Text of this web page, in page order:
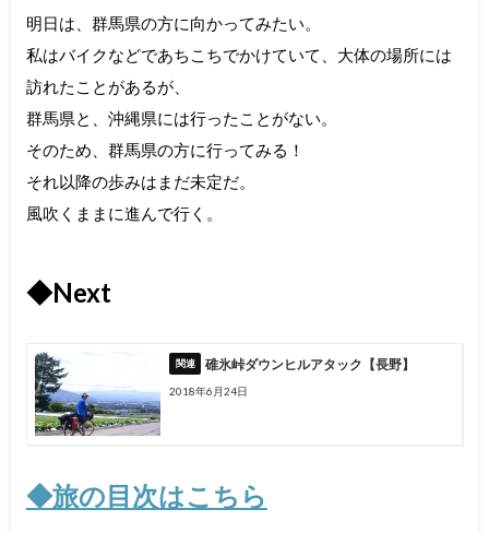
明日は、群馬県の方に向かってみたい。
私はバイクなどであちこちでかけていて、大体の場所には
訪れたことがあるが、
群馬県と、沖縄県には行ったことがない。
そのため、群馬県の方に行ってみる！
それ以降の歩みはまだ未定だ。
風吹くままに進んで行く。
◆Next
碓氷峠ダウンヒルアタック【長野】
2018年6月24日
◆旅の目次はこちら